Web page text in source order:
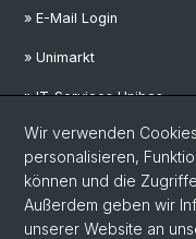
» E-Mail Login
» Unimarkt
» IT-Services Unibas
Social Media
LinkedIn
Wir verwenden
personalisieren,
können und die
Außerdem geben wir
unserer Website an